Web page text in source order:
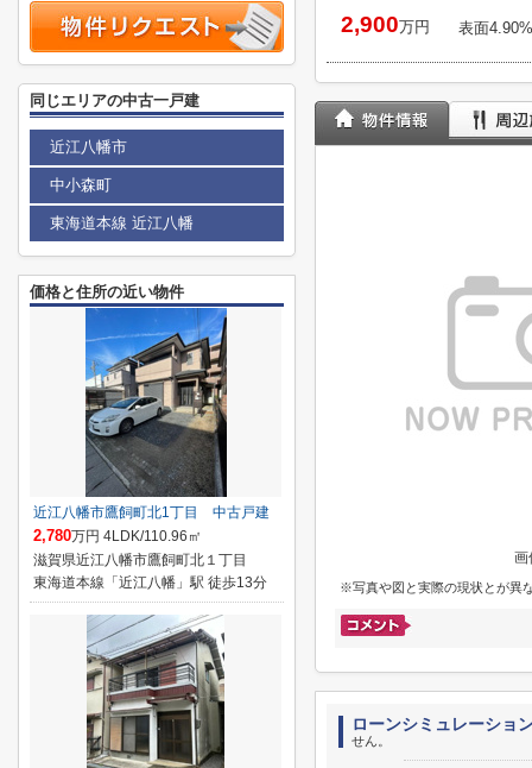
2,900万円 表面4.90%
画
※写真や図と実際の現状とが異
ローンシミュレーショ
せん。
同じエリアの中古一戸建
近江八幡市
中小森町
東海道本線 近江八幡
価格と住所の近い物件
近江八幡市鷹飼町北1丁目 中古戸建
2,780万円 4LDK/110.96㎡
滋賀県近江八幡市鷹飼町北１丁目
東海道本線「近江八幡」駅 徒歩13分